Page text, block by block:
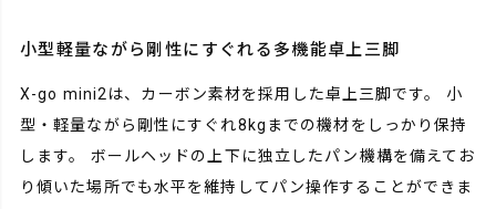
小型軽量ながら剛性にすぐれる多機能卓上三脚
X-go mini2は、カーボン素材を採用した卓上三脚です。 小
型・軽量ながら剛性にすぐれ8kgまでの機材をしっかり保持
します。 ボールヘッドの上下に独立したパン機構を備えてお
り傾いた場所でも水平を維持してパン操作することができま